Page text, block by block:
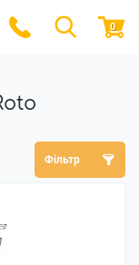
0
Фільтр